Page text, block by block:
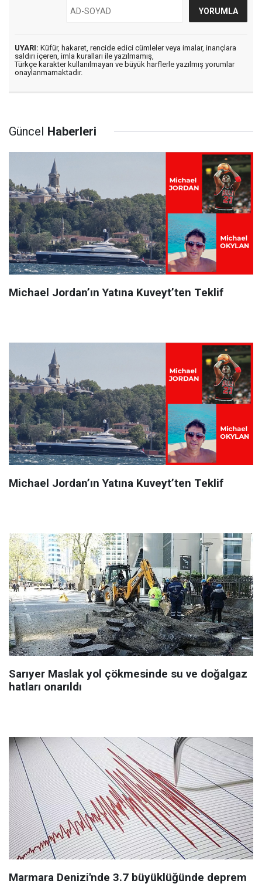
UYARI: Küfür, hakaret, rencide edici cümleler veya imalar, inançlara
saldırı içeren, imla kuralları ile yazılmamış,
Türkçe karakter kullanılmayan ve büyük harflerle yazılmış yorumlar
onaylanmamaktadır.
Güncel Haberleri
Michael Jordan’ın Yatına Kuveyt’ten Teklif
Michael Jordan’ın Yatına Kuveyt’ten Teklif
Sarıyer Maslak yol çökmesinde su ve doğalgaz
hatları onarıldı
Marmara Denizi'nde 3.7 büyüklüğünde deprem